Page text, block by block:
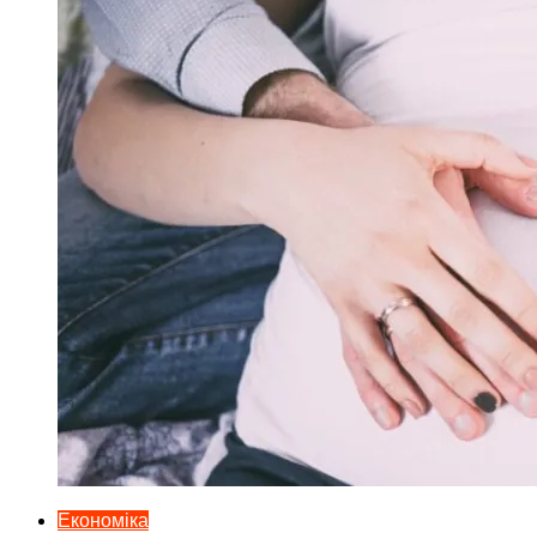
Економіка